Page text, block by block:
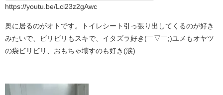
https://youtu.be/Lci23z2gAwc
奥に居るのがオトです。トイレシート引っ張り出してくるのが好き
みたいで、ビリビリもスキで、イタズラ好き(￣▽￣;)ユメもオヤツ
の袋ビリビリ、おもちゃ壊すのも好き(涙)